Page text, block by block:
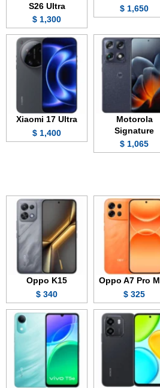
1,650 $
S26 Ultra
1,300 $
Motorola
Signature
1,065 $
Xiaomi 17 Ultra
1,400 $
Oppo A7 Pro
325 $
Oppo K15
340 $